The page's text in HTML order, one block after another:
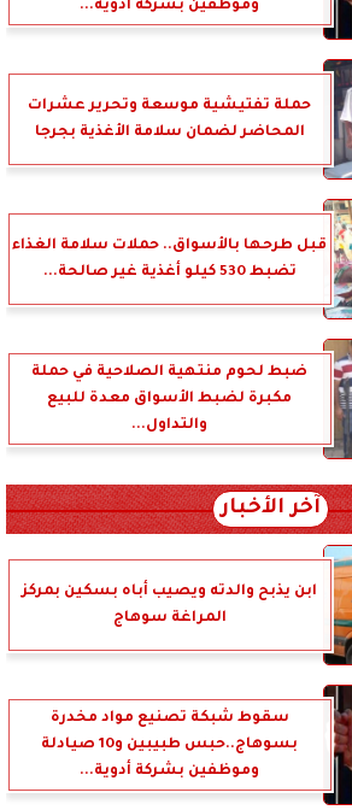
وموظفين بشركة أدوية...
حملة تفتيشية موسعة وتحرير عشرات
المحاضر لضمان سلامة الأغذية بجرجا
قبل طرحها بالأسواق.. حملات سلامة الغذاء
تضبط 530 كيلو أغذية غير صالحة...
ضبط لحوم منتهية الصلاحية في حملة
مكبرة لضبط الأسواق معدة للبيع
والتداول...
آخر الأخبار
ابن يذبح والدته ويصيب أباه بسكين بمركز
المراغة سوهاج
سقوط شبكة تصنيع مواد مخدرة
بسوهاج..حبس طبيبين و10 صيادلة
وموظفين بشركة أدوية...